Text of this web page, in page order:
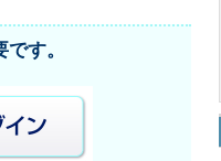
す。